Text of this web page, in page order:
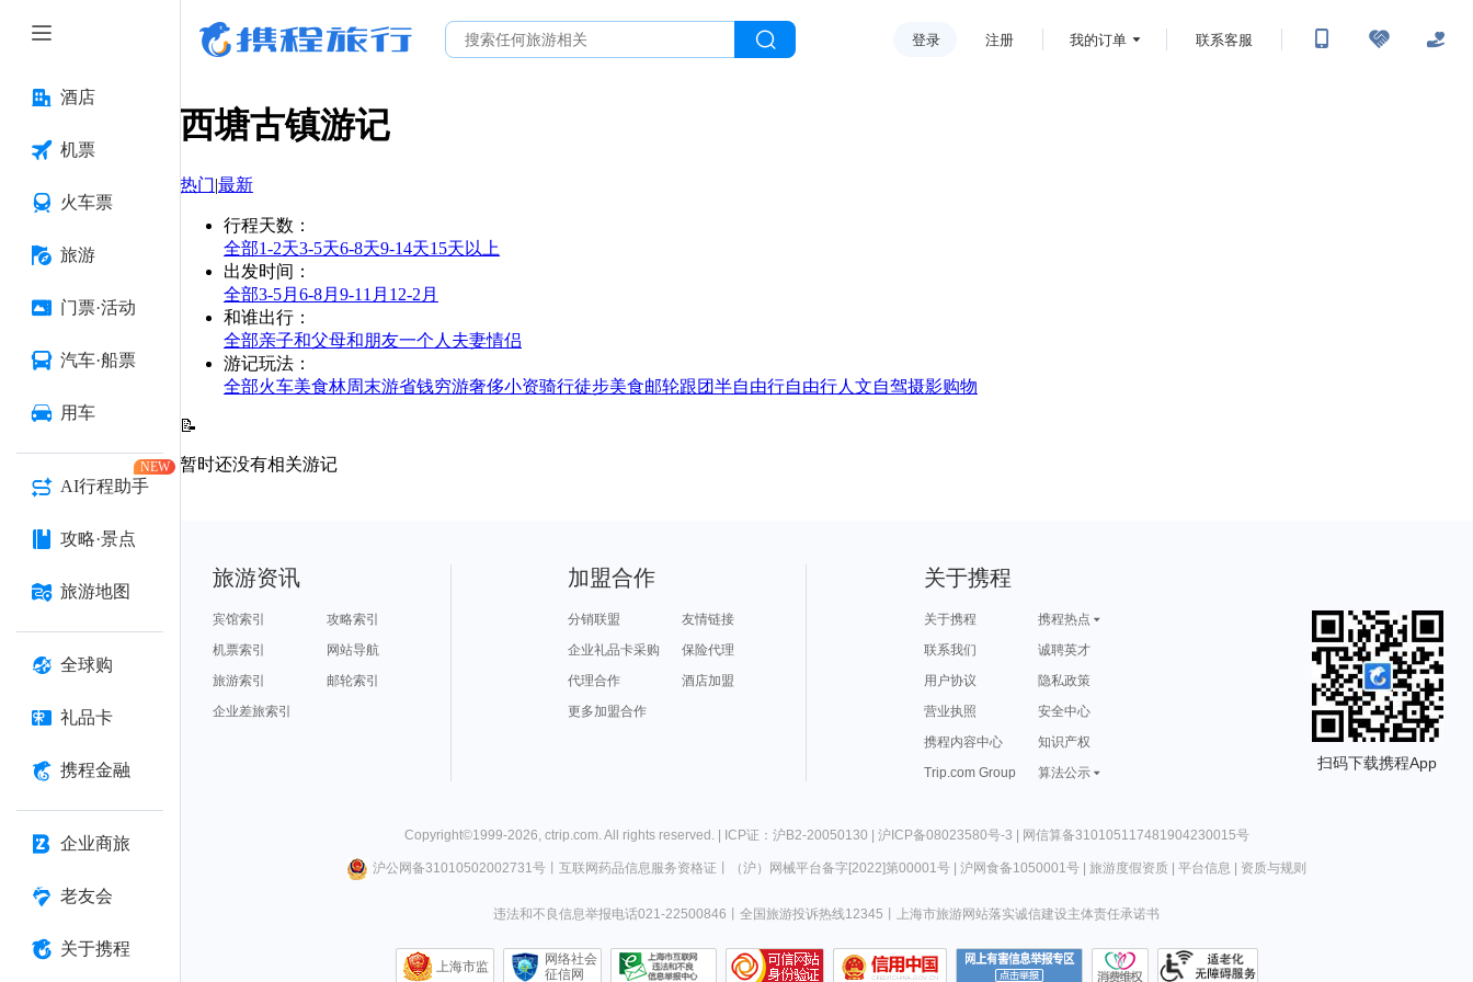
酒店
机票
火车票
旅游
门票·活动
汽车·船票
用车
AI行程助手
NEW
攻略·景点
旅游地图
全球购
礼品卡
携程金融
企业商旅
老友会
关于携程
登录 注册 我的订单 联系客服
西塘古镇游记
热门|最新
行程天数 ：
全部1-2天3-5天6-8天9-14天15天以上
出发时间 ：
全部3-5月 6-8月 9-11月 12-2月
和谁出行 ：
全部亲子和父母和朋友一个人 夫妻情侣
游记玩法 ：
全部火车美食林周末游省钱穷游奢侈小资骑行徒步美食邮轮跟团半自由行自由行人文自驾摄影购物
📝
暂时还没有相关游记
旅游资讯
宾馆索引
攻略索引
机票索引
网站导航
旅游索引
邮轮索引
企业差旅索引
加盟合作
分销联盟
友情链接
企业礼品卡采购
保险代理
代理合作
酒店加盟
更多加盟合作
关于携程
关于携程
携程热点
联系我们
诚聘英才
用户协议
隐私政策
营业执照
安全中心
携程内容中心
知识产权
Trip.com Group
算法公示
扫码下载携程App
Copyright©1999-2026, ctrip.com. All rights reserved. | ICP证：沪B2-20050130 | 沪ICP备08023580号-3 | 网信算备310105117481904230015号
沪公网备31010502002731号丨 互联网药品信息服务资格证 （沪）网械平台备字[2022]第00001号| 沪网食备1050001号| 旅游度假资质| 平台信息 资质与规则
违法和不良信息举报电话021-22500846 全国旅游投诉热线12345 上海市旅游网站落实诚信建设主体责任承诺书
上海市监
网络社会
征信网